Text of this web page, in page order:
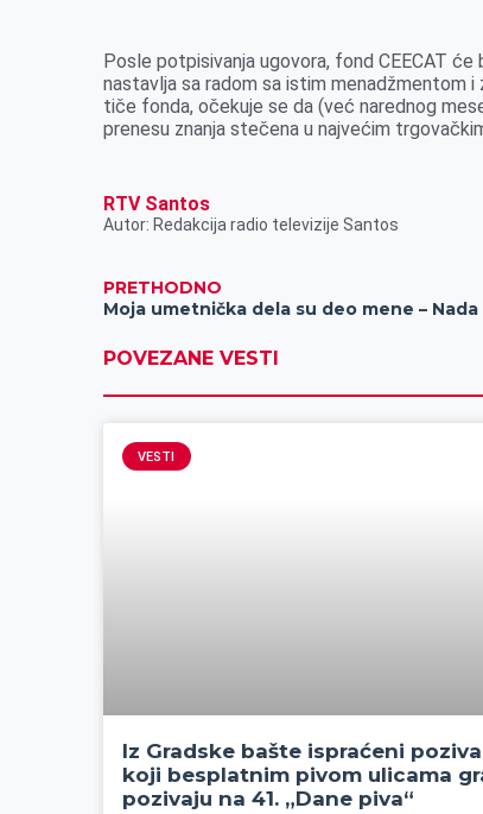
Posle potpisivanja ugovora, fond CEECAT će
nastavlja sa radom sa istim menadžmentom
tiče fonda, očekuje se da (već narednog
prenesu znanja stečena u najvećim
RTV Santos
Autor: Redakcija radio televizije Santos
PRETHODNO
POVEZANE VESTI
VESTI
Iz Gradske bašte ispraćeni
koji besplatnim pivom ulicama
pozivaju na 41. „Dane piva“